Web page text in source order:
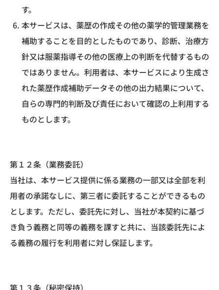
す。
本サービスは、薬歴の作成その他の薬学的管理業務を
補助することを目的としたものであり、診断、治療方
針又は服薬指導その他の医療上の判断を代替するもの
ではありません。利用者は、本サービスにより生成さ
れた薬歴作成補助データその他の出力結果について、
自らの専門的判断及び責任において確認の上利用する
ものとします。
第１２条（業務委託）
当社は、本サービス提供に係る業務の一部又は全部を利
用者の承諾なしに、第三者に委託することができるもの
とします。ただし、委託先に対し、当社が本契約に基づ
き負う義務と同等の義務を課すと共に、当該委託先によ
る義務の履行を利用者に対し保証します。
第１３条（秘密保持）